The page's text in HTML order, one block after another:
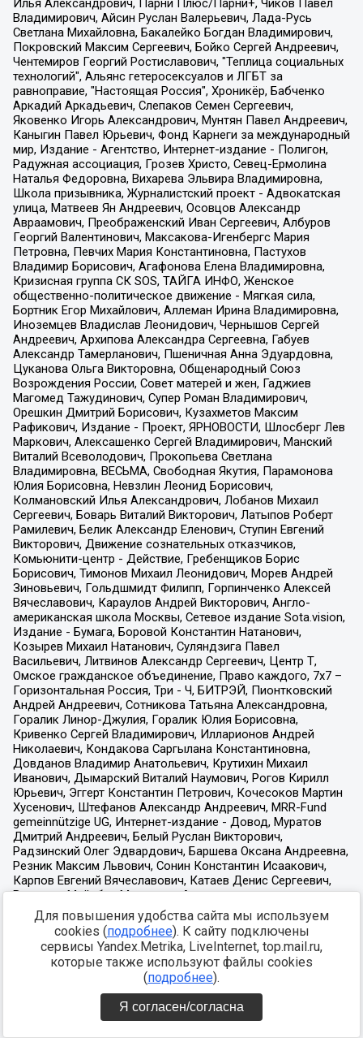
Для повышения удобства сайта мы используем
cookies (подробнее). К сайту подключены
сервисы Yandex.Metrika, LiveInternet, top.mail.ru,
которые также используют файлы cookies
(подробнее).
Я согласен/согласна